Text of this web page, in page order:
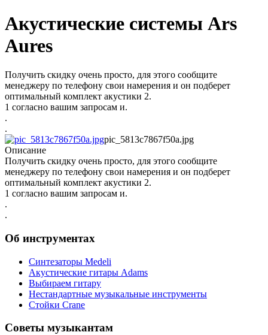
Акустические системы Ars
Aures
Получить скидку очень просто, для этого сообщите
менеджеру по телефону свои намерения и он подберет
оптимальный комплект акустики 2.
1 согласно вашим запросам и.
.
.
pic_5813c7867f50a.jpg
Описание
Получить скидку очень просто, для этого сообщите
менеджеру по телефону свои намерения и он подберет
оптимальный комплект акустики 2.
1 согласно вашим запросам и.
.
.
Об инструментах
Синтезаторы Мedeli
Акустические гитары Adams
Выбираем гитару
Нестандартные музыкальные инструменты
Стойки Crane
Советы музыкантам